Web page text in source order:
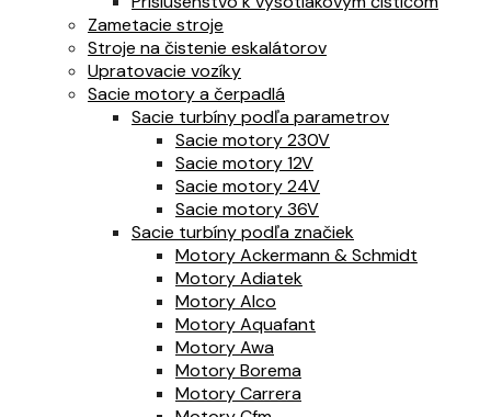
Zametacie stroje
Stroje na čistenie eskalátorov
Upratovacie vozíky
Sacie motory a čerpadlá
Sacie turbíny podľa parametrov
Sacie motory 230V
Sacie motory 12V
Sacie motory 24V
Sacie motory 36V
Sacie turbíny podľa značiek
Motory Ackermann & Schmidt
Motory Adiatek
Motory Alco
Motory Aquafant
Motory Awa
Motory Borema
Motory Carrera